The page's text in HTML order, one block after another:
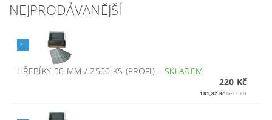
NEJPRODÁVANĚJŠÍ
1.
HŘEBÍKY 50 MM / 2500 KS (PROFI)–SKLADEM
220 Kč
181,82 Kč bez DPH